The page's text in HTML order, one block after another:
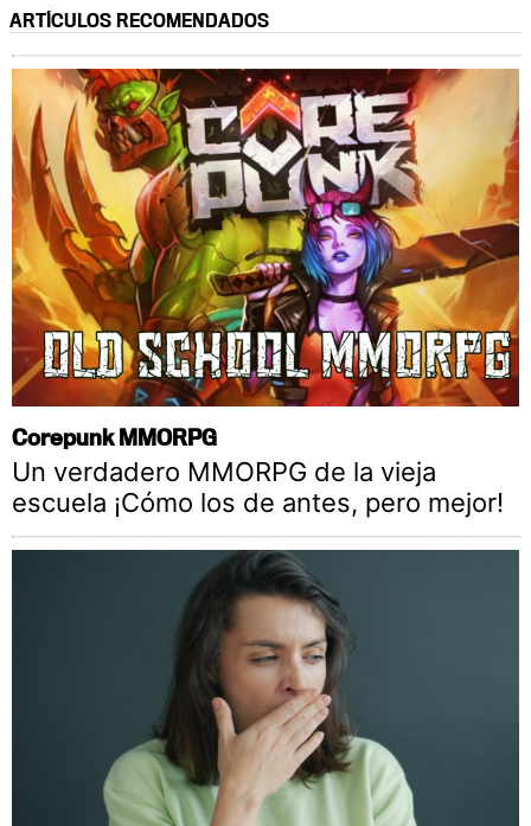
ARTÍCULOS RECOMENDADOS
Corepunk MMORPG
Un verdadero MMORPG de la vieja
escuela ¡Cómo los de antes, pero mejor!